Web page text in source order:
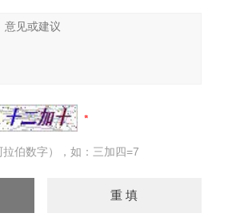
伯数字），如：三加四=7